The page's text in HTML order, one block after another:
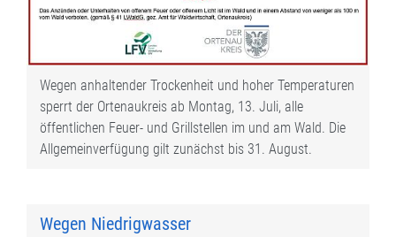
Wegen anhaltender Trockenheit und hoher Temperaturen
sperrt der Ortenaukreis ab Montag, 13. Juli, alle
öffentlichen Feuer- und Grillstellen im und am Wald. Die
Allgemeinverfügung gilt zunächst bis 31. August.
Wegen Niedrigwasser